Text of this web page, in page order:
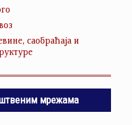
саобраћаја и
мрежама